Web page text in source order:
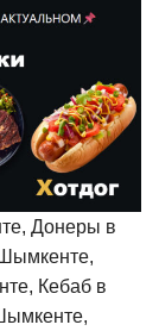
Донеры в
Кебаб в